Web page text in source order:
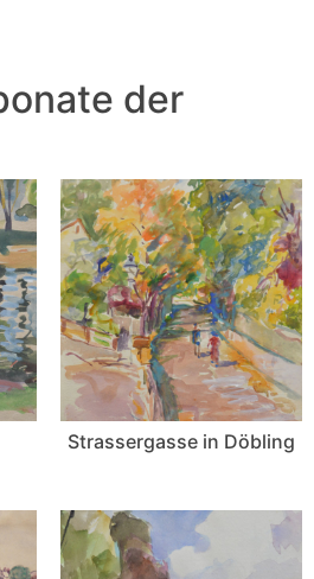
der
Strassergasse in Döbling